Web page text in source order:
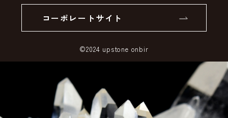
SSLサーバー証明書とは
コーポレートサイト
©2024 upstone onbir